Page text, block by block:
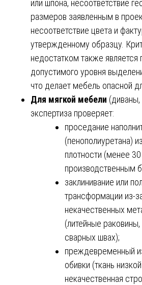
или шпона, несоответствие
размеров заявленным в
несоответствие цвета и
утвержденному образцу.
недостатком также
допустимого уровня
что делает мебель опасной
Для мягкой мебели (диваны,
экспертиза проверяет:
проседание
(пенополиуретана)
плотности (менее
производственным
заклинивание или
трансформации из-
некачественных
(литейные
сварных швах);
преждевременный
обивки (ткань
некачественная